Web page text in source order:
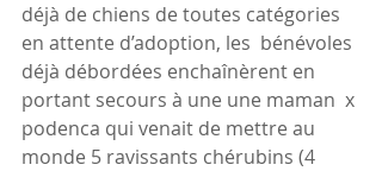
déjà de chiens de toutes catégories
en attente d’adoption, les  bénévoles
déjà débordées enchaînèrent en
portant secours à une une maman  x
podenca qui venait de mettre au
monde 5 ravissants chérubins (4